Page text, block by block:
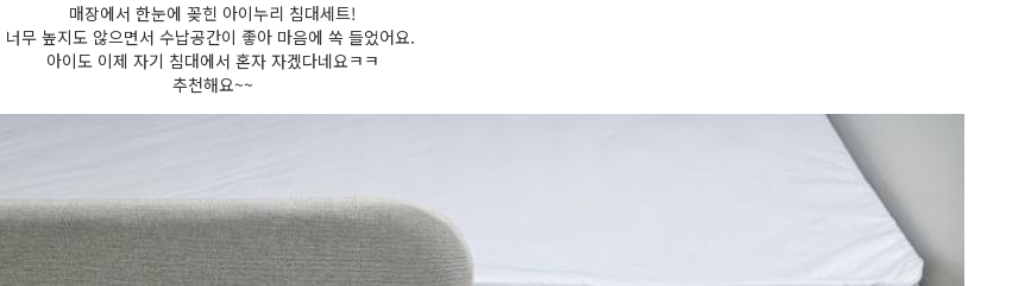
매장에서 한눈에 꽂힌 아이누리 침대세트!
너무 높지도 않으면서 수납공간이 좋아 마음에 쏙 들었어요.
아이도 이제 자기 침대에서 혼자 자겠다네요ㅋㅋ
추천해요~~